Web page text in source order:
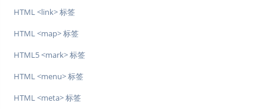
HTML <link> 标签
HTML <map> 标签
HTML5 <mark> 标签
HTML <menu> 标签
HTML <meta> 标签